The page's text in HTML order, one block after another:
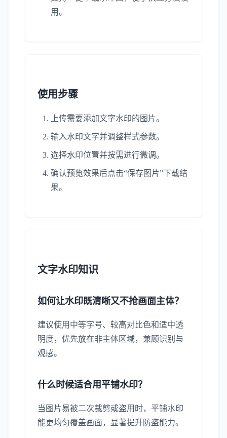
用。
使用步骤
上传需要添加文字水印的图片。
输入水印文字并调整样式参数。
选择水印位置并按需进行微调。
确认预览效果后点击“保存图片”下载结
果。
文字水印知识
如何让水印既清晰又不抢画面主体？
建议使用中等字号、较高对比色和适中透
明度，优先放在非主体区域，兼顾识别与
观感。
什么时候适合用平铺水印？
当图片易被二次裁剪或盗用时，平铺水印
能更均匀覆盖画面，显著提升防盗能力。